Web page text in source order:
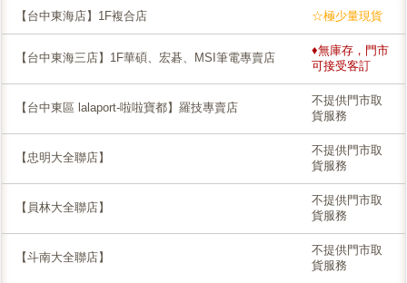
【台中東海店】1F複合店 ☆極少量現貨
【台中東海三店】1F華碩、宏碁、MSI筆電專賣店
♦無庫存，門市
可接受客訂
【台中東區 lalaport-啦啦寶都】羅技專賣店
不提供門市取
貨服務
【忠明大全聯店】
不提供門市取
貨服務
【員林大全聯店】
不提供門市取
貨服務
【斗南大全聯店】
不提供門市取
貨服務